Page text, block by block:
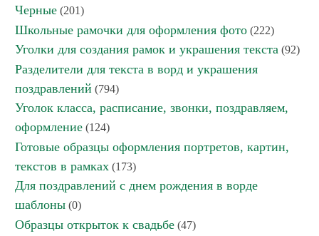
Черные (201)
Школьные рамочки для оформления фото (222)
Уголки для создания рамок и украшения текста (92)
Разделители для текста в ворд и украшения
поздравлений (794)
Уголок класса, расписание, звонки, поздравляем,
оформление (124)
Готовые образцы оформления портретов, картин,
текстов в рамках (173)
Для поздравлений с днем рождения в ворде
шаблоны (0)
Образцы открыток к свадьбе (47)